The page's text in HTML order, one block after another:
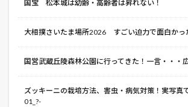
国宝 松本城は幼齢・高齢者は昇れない！
大相撲さいたま場所2026 すごい迫力で面白かっ
国営武蔵丘陵森林公園に行ってきた！一言・・・
ズッキーニの栽培方法、害虫・病気対策！実写真
01_?-